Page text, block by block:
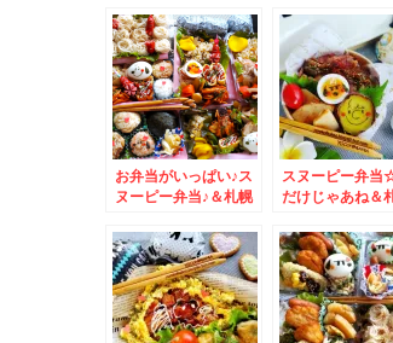
お弁当がいっぱい♪ス
ヌーピー弁当♪＆札幌
スヌーピー弁当
だけじゃあね＆